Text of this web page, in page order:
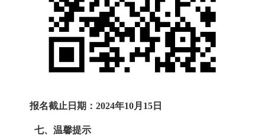
报名截止日期：2024年10月15日
七、温馨提示